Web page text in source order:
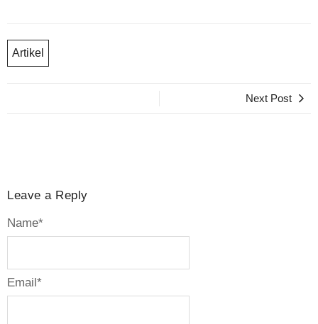
Artikel
Next Post
Leave a Reply
Name*
Email *